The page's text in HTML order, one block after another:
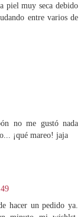
piel muy seca debido
entre varios de
no me gustó nada
¡qué mareo! jaja
hacer un pedido ya.